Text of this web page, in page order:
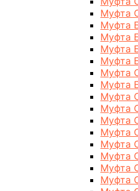
Муфта
Муфта
Муфта
Муфта
Муфта
Муфта
Муфта
Муфта
Муфта
Муфта
Муфта
Муфта
Муфта
Муфта
Муфта